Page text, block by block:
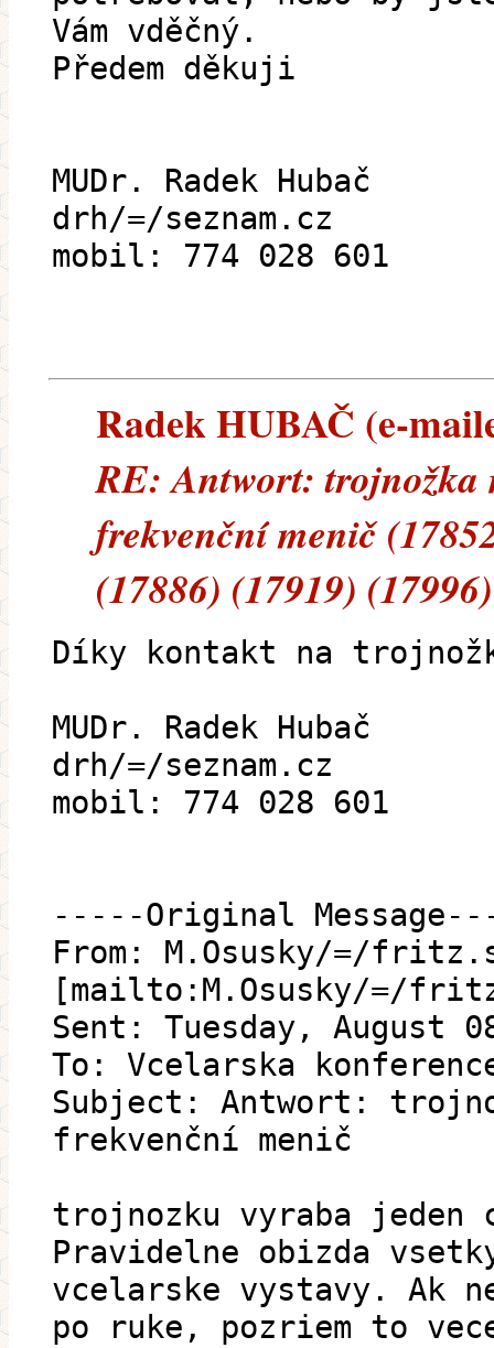
Vám vděčný.
Předem děkuji
MUDr. Radek Hubač
drh/=/seznam.cz
mobil: 774 028 601
Radek HUBAČ (e-
RE: Antwort: trojnožka
frekvenční menič
(17886) (17919) (17996)
Díky kontakt na
MUDr. Radek Hubač
drh/=/seznam.cz
mobil: 774 028 601
-----Original
From: M.Osusky/=/
[mailto:M.Osusky/=/
Sent: Tuesday, August
To: Vcelarska
Subject: Antwort:
frekvenční menič
trojnozku vyraba jeden
Pravidelne obizda
vcelarske vystavy. Ak
po ruke, pozriem to